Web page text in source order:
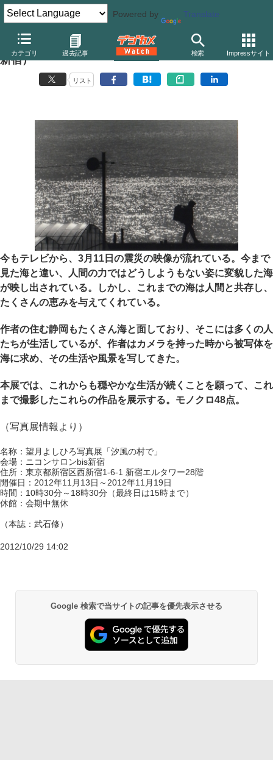
Powered by Translate
カテゴリ 過去記事 検索 Impressサイト
望月よしひろ写真展「汐風の村で」（ニコンサロンbis
新宿）
リスト
今もテレビから、3月11日の震災の映像が流れている。今まで
見た海と違い、人間の力ではどうしようもない姿に変貌した海
が映し出されている。しかし、これまでの海は人間と共存し、
たくさんの恵みを与えてくれている。
作者の住む静岡もたくさん海と面しており、そこには多くの人
たちが生活しているが、作者はカメラを持った時から被写体を
海に求め、その生活や風景を写してきた。
本展では、これからも穏やかな生活が続くことを願って、これ
まで撮影したこれらの作品を展示する。モノクロ48点。
（写真展情報より）
名称：望月よしひろ写真展「汐風の村で」
会場：ニコンサロンbis新宿
住所：東京都新宿区西新宿1-6-1 新宿エルタワー28階
開催日：2012年11月13日～2012年11月19日
時間：10時30分～18時30分（最終日は15時まで）
休館：会期中無休
（本誌：武石修）
2012/10/29 14:02
Google 検索で当サイトの記事を優先表示させる